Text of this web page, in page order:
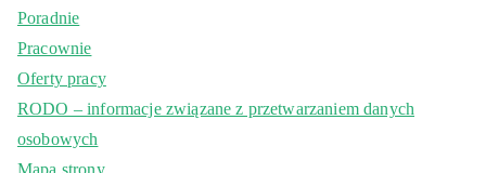
Poradnie
Pracownie
Oferty pracy
RODO – informacje związane z przetwarzaniem danych
osobowych
Mapa strony